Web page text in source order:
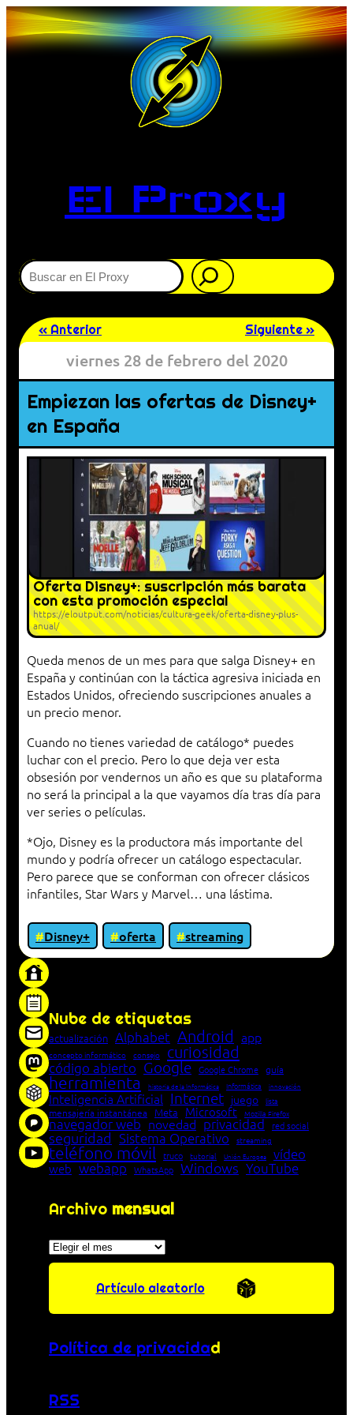
El Proxy
Buscar
« Anterior Siguiente »
viernes 28 de febrero del 2020
Empiezan las ofertas de Disney+
en España
Oferta Disney+: suscripción más barata
con esta promoción especial
https://eloutput.com/noticias/cultura-geek/oferta-disney-plus-
anual/
Queda menos de un mes para que salga Disney+ en
España y continúan con la táctica agresiva iniciada en
Estados Unidos, ofreciendo suscripciones anuales a
un precio menor.
Cuando no tienes variedad de catálogo* puedes
luchar con el precio. Pero lo que deja ver esta
obsesión por vendernos un año es que su plataforma
no será la principal a la que vayamos día tras día para
ver series o películas.
*Ojo, Disney es la productora más importante del
mundo y podría ofrecer un catálogo espectacular.
Pero parece que se conforman con ofrecer clásicos
infantiles, Star Wars y Marvel… una lástima.
Disney+ oferta
streaming
Nube de etiquetas
actualización Alphabet Android app
concepto informático consejo curiosidad
código abierto Google Google Chrome guía
herramienta historia de la Informática Informática innovación
Inteligencia Artificial Internet juego lista
mensajería instantánea Meta Microsoft Mozilla Firefox
navegador web novedad privacidad red social
seguridad Sistema Operativo streaming
teléfono móvil truco tutorial Unión Europea vídeo
web webapp WhatsApp Windows YouTube
Archivo mensual
Archivos
Artículo aleatorio
Política de privacidad
RSS